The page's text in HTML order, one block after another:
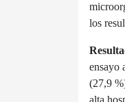
los
ensayo
(27,9
alta